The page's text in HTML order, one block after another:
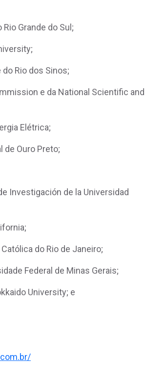
Grande do Sul;
Rio dos Sinos;
e da National Scientific and
Elétrica;
de Ouro Preto;
Investigación de la Universidad
do Rio de Janeiro;
Federal de Minas Gerais;
University; e